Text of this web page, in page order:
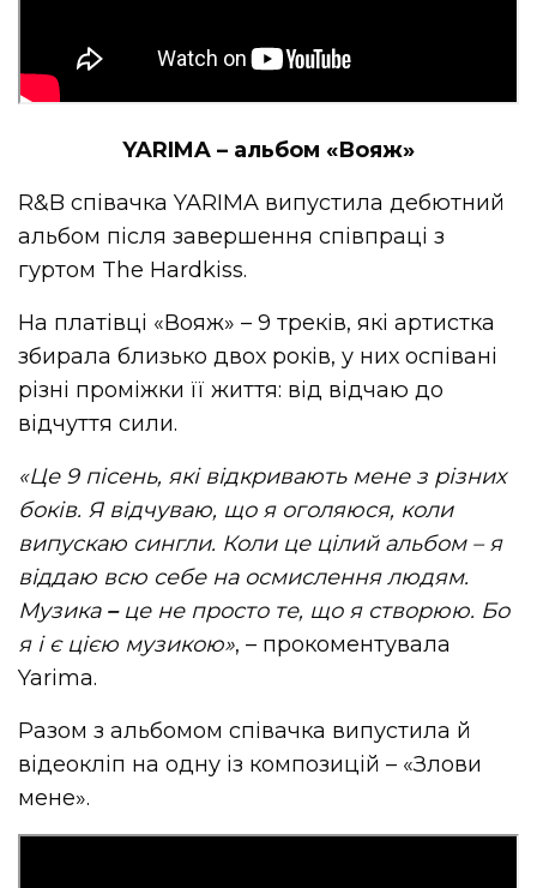
YARIMA – альбом «Вояж»
R&B співачка YARIMA випустила дебютний
альбом після завершення співпраці з
гуртом The Hardkiss.
На платівці «Вояж» – 9 треків, які артистка
збирала близько двох років, у них оспівані
різні проміжки її життя: від відчаю до
відчуття сили.
«Це 9 пісень, які відкривають мене з різних
боків. Я відчуваю, що я оголяюся, коли
випускаю сингли. Коли це цілий альбом – я
віддаю всю себе на осмислення людям.
Музика –це не просто те, що я створюю. Бо
я і є цією музикою», – прокоментувала
Yarima.
Разом з альбомом співачка випустила й
відеокліп на одну із композицій – «Злови
мене».